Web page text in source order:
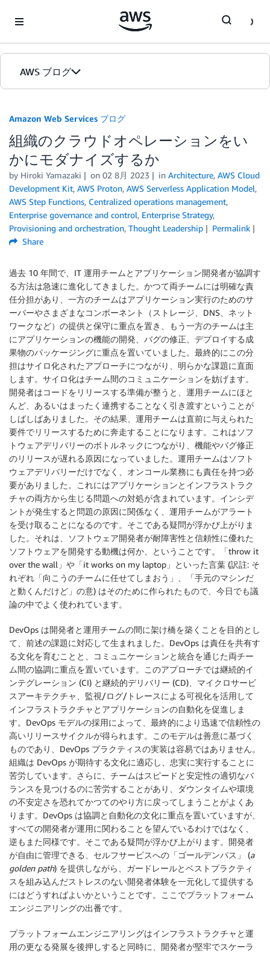
AWS ブログ
カテゴリ
エディション
Amazon Web Services ブログ
組織のクラウドオペレーションをい
かにモダナイズするか
by Hiroki Yamazaki on 02 8月 2023 in Architecture, AWS Cloud
Development Kit, AWS Proton, AWS Serverless Application Model,
AWS Step Functions, Centralized operations management,
Enterprise governance and control, Enterprise Strategy,
Provisioning and orchestration, Thought Leadership
Permalink
Share
過去 10 年間で、IT 運用チームとアプリケーション開発者が協調す
る方法は急速に進化してきました。かつて両チームには明確な責
任分担があり、一方のチームはアプリケーション実行のためのサ
ーバーやさまざまなコンポーネント（ストレージ、DNS、ネット
ワークなど）の提供と保守に重点を置き、もう一方のチームは主
にアプリケーションの機能の開発、バグの修正、デプロイする成
果物のパッケージングに重点を置いていました。最終的にこの分
担はサイロ化されたアプローチにつながり、明らかな課題に直面
します。サイロ化はチーム間のコミュニケーションを妨げます。
開発者はコードをリリースする準備が整うと、運用チームにほと
んど、あるいはまったく連携することなく引き渡すということが
しばしばありました。その結果、運用チームは直前に与えられた
要件でリリースするために奔走することになります。これはソフ
トウェアデリバリーのボトルネックにつながり、機能やバグ修正
のリリースが遅れる原因になっていました。運用チームはソフト
ウェアデリバリーだけでなく、オンコール業務にも責任を持つ必
要がありました。これにはアプリケーションとインフラストラク
チャの両方から生じる問題への対処が含まれています。インシデ
ントが発生すると問題の原因に関係なく、運用チームがアラート
を受け取ることになるのです。そこである疑問が浮かび上がりま
した。それは、ソフトウェア開発者が耐障害性と信頼性に優れた
ソフトウェアを開発する動機は何か、ということです。「throw it
over the wall」や「it works on my laptop」といった言葉 (訳註: そ
れぞれ「向こうのチームに任せてしまおう」、「手元のマシンだ
と動くんだけど」の意) はそのために作られたもので、今日でも議
論の中でよく使われています。
DevOps は開発者と運用チームの間に架け橋を築くことを目的とし
て、前述の課題に対応して生まれました。DevOps は責任を共有す
る文化を育むことと、コミュニケーションと統合を通じた両チー
ム間の協調に重点を置いています。このアプローチでは継続的イ
ンテグレーション (CI) と継続的デリバリー (CD)、マイクロサービ
スアーキテクチャ、監視/ログ/トレースによる可視化を活用して
インフラストラクチャとアプリケーションの自動化を促進しま
す。DevOps モデルの採用によって、最終的により迅速で信頼性の
高いリリースサイクルが得られます。このモデルは善意に基づく
ものであり、DevOps プラクティスの実装は容易ではありません。
組織は DevOps が期待する文化に適応し、忠実に実行することに
苦労しています。さらに、チームはスピードと安定性の適切なバ
ランスを見つけるのに苦労することがあり、ダウンタイムや環境
の不安定さを恐れてかつてのやり方に戻ってしまうことがよくあ
ります。DevOps は協調と自動化の文化に重点を置いていますが、
すべての開発者が運用に関わることを望んでいるわけではなく、
逆もまた同様です。そこである疑問が浮かび上がります。開発者
が自由に管理できる、セルフサービスへの「ゴールデンパス」 (a
golden path) を提供しながら、ガードレールとベストプラクティ
スを組み込んだストレスのない開発者体験を一元化して提供する
にはどうすればよいかということです。ここでプラットフォーム
エンジニアリングの出番です。
プラットフォームエンジニアリングはインフラストラクチャと運
用の更なる発展を後押しすると同時に、開発者が堅牢でスケーラ